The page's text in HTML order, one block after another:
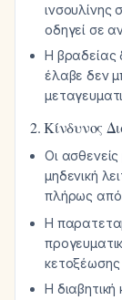
οδηγεί σε
Η βραδείας
έλαβε δεν
2. Κίνδυνος
Οι
μηδενική
πλήρως από
Η
κετοξέωσης
Η διαβητική